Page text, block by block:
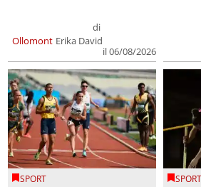
Ollomont
di
Erika David
il 06/08/2026
SPORT SPORT